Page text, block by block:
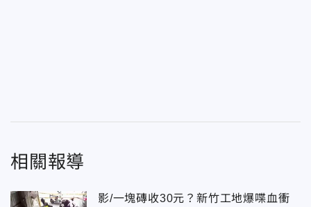
相關報導
影/一塊磚收30元？新竹工地爆喋血衝